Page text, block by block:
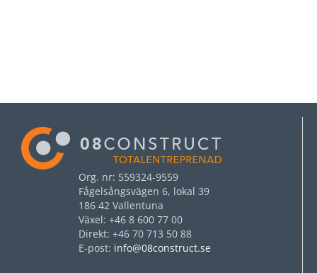
Org. nr: 559324-9559
Fågelsångsvägen 6, lokal 39
186 42 Vallentuna
Växel: +46 8 600 77 00
Direkt: +46 70 713 50 88
E‑post: info@08construct.se